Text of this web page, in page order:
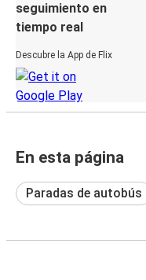
seguimiento en
tiempo real
Descubre la App de Flix
En esta página
Paradas de autobús